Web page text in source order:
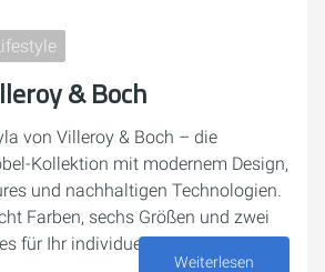
& Boch
von Villeroy & Boch – die
Kollektion mit modernem Design,
und nachhaltigen Technologien.
Farben, sechs Größen und zwei
für Ihr individuelles…
Weiterlesen